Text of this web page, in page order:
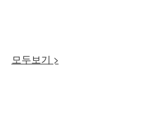
모두보기 >